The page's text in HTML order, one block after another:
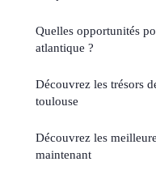
Quelles opportunités
atlantique ?
Découvrez les trésors
toulouse
Découvrez les
maintenant